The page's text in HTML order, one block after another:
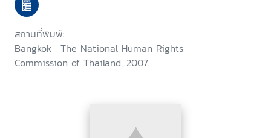
internally displaced persons
among the risky areas under
the Thai government policy :
November 2005 - April 2007
สถานที่พิมพ์:
Bangkok : The National Human Rights
Commission of Thailand, 2007.